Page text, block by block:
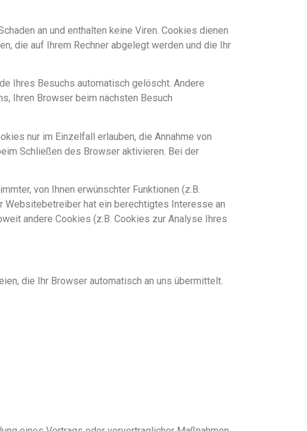
an und enthalten keine Viren. Cookies dienen
die auf Ihrem Rechner abgelegt werden und die Ihr
Ihres Besuchs automatisch gelöscht. Andere
Ihren Browser beim nächsten Besuch
nur im Einzelfall erlauben, die Annahme von
Schließen des Browser aktivieren. Bei der
von Ihnen erwünschter Funktionen (z.B.
Websitebetreiber hat ein berechtigtes Interesse an
andere Cookies (z.B. Cookies zur Analyse Ihres
die Ihr Browser automatisch an uns übermittelt.